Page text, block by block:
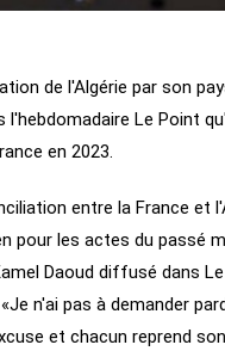
de l'Algérie par son
Le Point
en 2023.
entre la France et
pour les actes du passé
Daoud diffusé dans
n'ai pas à demander
et chacun reprend son